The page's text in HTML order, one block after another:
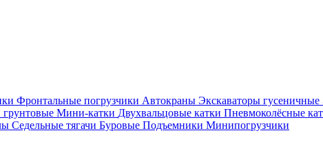
Фронтальные погрузчики Автокраны Экскаваторы гусеничные
грунтовые Мини-катки Двухвальцовые катки Пневмоколёсные
Седельные тягачи Буровые Подъемники Минипогрузчики